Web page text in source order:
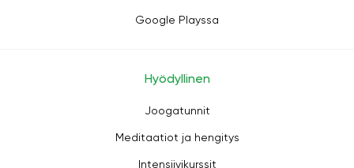
Google Playssa
Hyödyllinen
Joogatunnit
Meditaatiot ja hengitys
Intensiivikurssit